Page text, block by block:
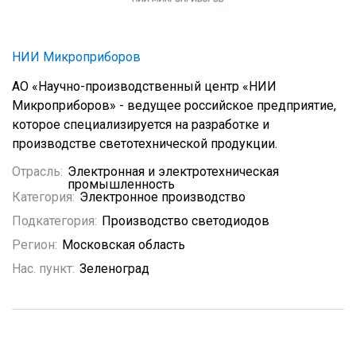
НИИ Микроприборов
АО «Научно-производственный центр «НИИ
Микроприборов» - ведущее российское предприятие,
которое специализируется на разработке и
производстве светотехнической продукции.
Отрасль: Электронная и электротехническая
промышленность
Категория: Электронное производство
Подкатегория: Производство светодиодов
Регион: Московская область
Нас. пункт: Зеленоград